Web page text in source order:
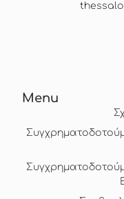
Menu